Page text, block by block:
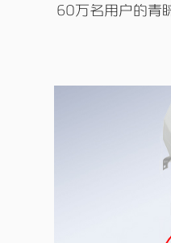
60万名用户的青